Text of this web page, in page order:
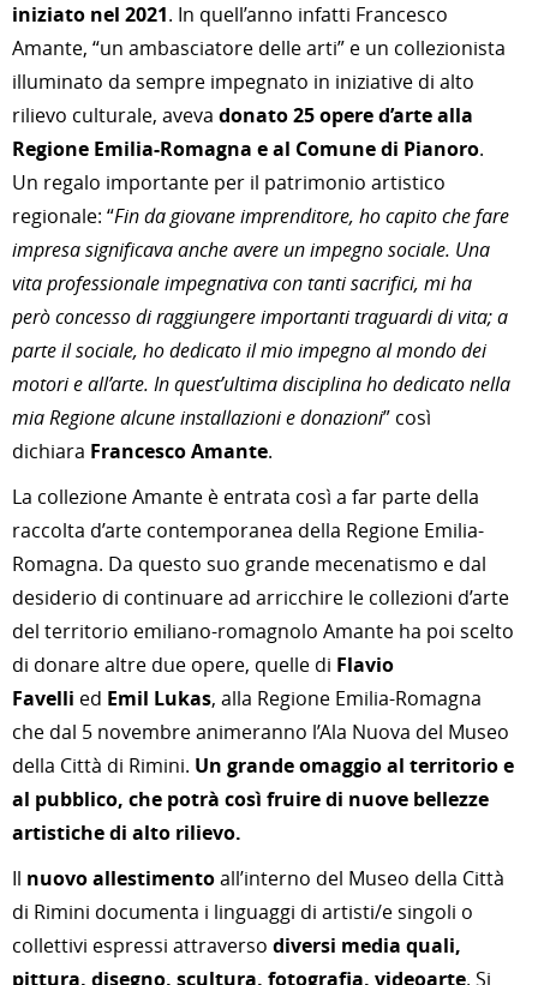
iniziato nel 2021. In quell’anno infatti Francesco
Amante, “un ambasciatore delle arti” e un collezionista
illuminato da sempre impegnato in iniziative di alto
rilievo culturale, aveva donato 25 opere d’arte alla
Regione Emilia-Romagna e al Comune di Pianoro.
Un regalo importante per il patrimonio artistico
regionale: “Fin da giovane imprenditore, ho capito che fare
impresa significava anche avere un impegno sociale. Una
vita professionale impegnativa con tanti sacrifici, mi ha
però concesso di raggiungere importanti traguardi di vita; a
parte il sociale, ho dedicato il mio impegno al mondo dei
motori e all’arte. In quest’ultima disciplina ho dedicato nella
mia Regione alcune installazioni e donazioni” così
dichiara Francesco Amante.
La collezione Amante è entrata così a far parte della
raccolta d’arte contemporanea della Regione Emilia-
Romagna. Da questo suo grande mecenatismo e dal
desiderio di continuare ad arricchire le collezioni d’arte
del territorio emiliano-romagnolo Amante ha poi scelto
di donare altre due opere, quelle di Flavio
Favelli ed Emil Lukas, alla Regione Emilia-Romagna
che dal 5 novembre animeranno l’Ala Nuova del Museo
della Città di Rimini. Un grande omaggio al territorio e
al pubblico, che potrà così fruire di nuove bellezze
artistiche di alto rilievo.
Il nuovo allestimentoall’interno del Museo della Città
di Rimini documenta i linguaggi di artisti/e singoli o
collettivi espressi attraverso diversi media quali,
pittura, disegno, scultura, fotografia, videoarte. Si